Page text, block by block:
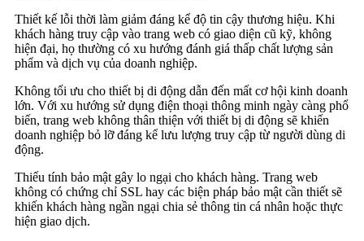
Thiết kế lỗi thời làm giảm đáng kể độ tin cậy thương hiệu. Khi
khách hàng truy cập vào trang web có giao diện cũ kỹ, không
hiện đại, họ thường có xu hướng đánh giá thấp chất lượng sản
phẩm và dịch vụ của doanh nghiệp.
Không tối ưu cho thiết bị di động dẫn đến mất cơ hội kinh doanh
lớn. Với xu hướng sử dụng điện thoại thông minh ngày càng phổ
biến, trang web không thân thiện với thiết bị di động sẽ khiến
doanh nghiệp bỏ lỡ đáng kể lưu lượng truy cập từ người dùng di
động.
Thiếu tính bảo mật gây lo ngại cho khách hàng. Trang web
không có chứng chỉ SSL hay các biện pháp bảo mật cần thiết sẽ
khiến khách hàng ngần ngại chia sẻ thông tin cá nhân hoặc thực
hiện giao dịch.